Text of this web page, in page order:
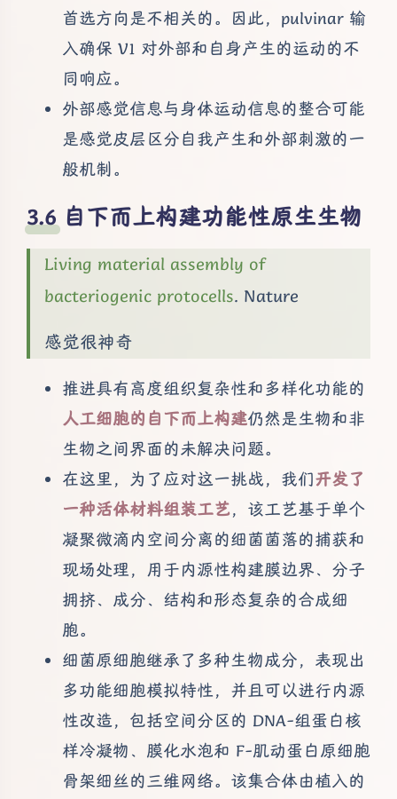
首选方向是不相关的。因此，pulvinar 输
入确保 V1 对外部和自身产生的运动的不
同响应。
外部感觉信息与身体运动信息的整合可能
是感觉皮层区分自我产生和外部刺激的一
般机制。
自下而上构建功能性原生生物
Living material assembly of
bacteriogenic protocells. Nature
感觉很神奇
推进具有高度组织复杂性和多样化功能的
人工细胞的自下而上构建仍然是生物和非
生物之间界面的未解决问题。
在这里，为了应对这一挑战，我们开发了
一种活体材料组装工艺，该工艺基于单个
凝聚微滴内空间分离的细菌菌落的捕获和
现场处理，用于内源性构建膜边界、分子
拥挤、成分、结构和形态复杂的合成细
胞。
细菌原细胞继承了多种生物成分，表现出
多功能细胞模拟特性，并且可以进行内源
性改造，包括空间分区的 DNA-组蛋白核
样冷凝物、膜化水泡和 F-肌动蛋白原细胞
骨架细丝的三维网络。该集合体由植入的